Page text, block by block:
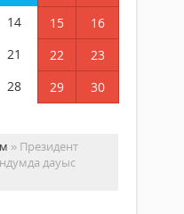
14 15
16
21 22
23
28 29
30
» Президент
дауыс